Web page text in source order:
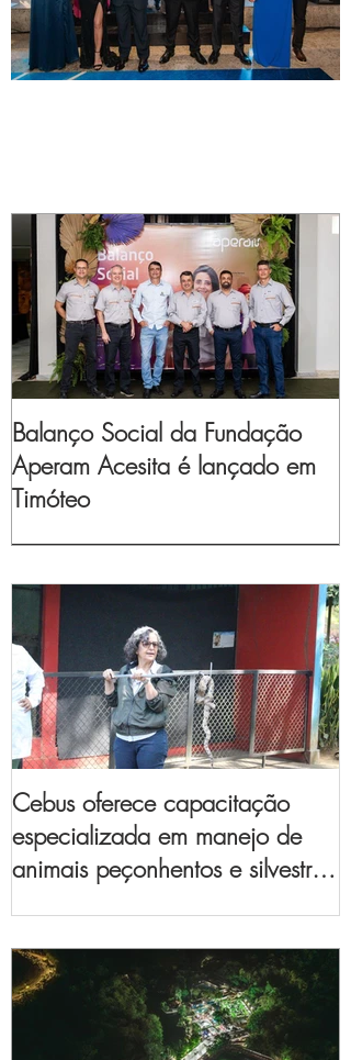
Balanço Social da Fundação
Aperam Acesita é lançado em
Timóteo
Cebus oferece capacitação
especializada em manejo de
animais peçonhentos e silvestres